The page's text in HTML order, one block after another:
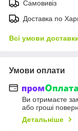
Самовивіз
Доставка по
Всі умови
Умови оплати
Ви отримаєте
або гроші
Детальніше